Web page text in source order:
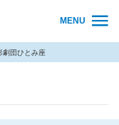
MENU
団ひとみ座